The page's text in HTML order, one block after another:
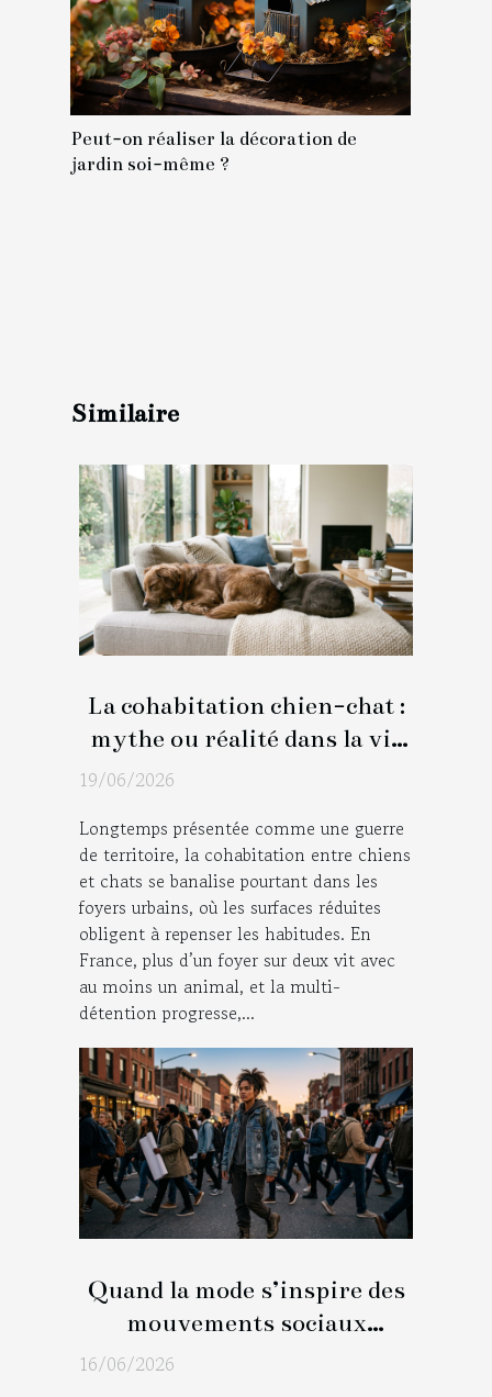
Peut-on réaliser la décoration de
jardin soi-même ?
Similaire
La cohabitation chien-chat :
mythe ou réalité dans la vie
19/06/2026
Longtemps présentée comme une guerre
de territoire, la cohabitation entre chiens
et chats se banalise pourtant dans les
foyers urbains, où les surfaces réduites
obligent à repenser les habitudes. En
France, plus d’un foyer sur deux vit avec
au moins un animal, et la multi-
détention progresse,...
Quand la mode s’inspire des
mouvements sociaux
contemporains
16/06/2026